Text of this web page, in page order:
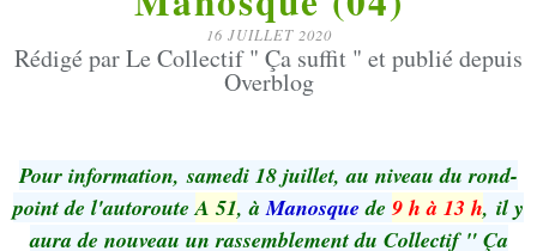
16 JUILLET 2020
Rédigé par Le Collectif " Ça suffit " et publié depuis
Overblog
Pour information, samedi 18 juillet, au niveau du rond-
point de l'autorouteA 51, àManosquede 9 h à 13 h, il y
aura de nouveau un rassemblement du Collectif " Ça